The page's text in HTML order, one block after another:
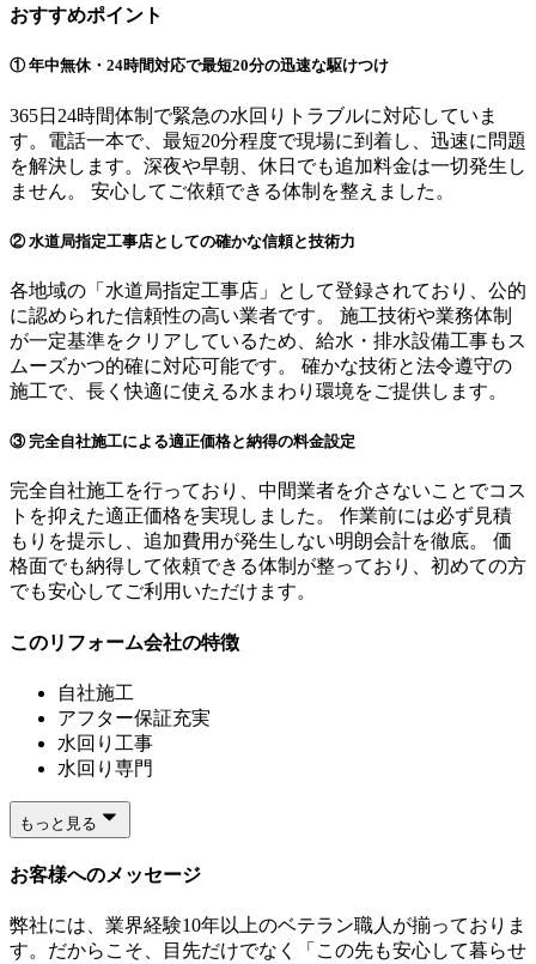
おすすめポイント
① 年中無休・24時間対応で最短20分の迅速な駆けつけ
365日24時間体制で緊急の水回りトラブルに対応していま
す。​ 電話一本で、最短20分程度で現場に到着し、迅速に問題
を解決します。​深夜や早朝、休日でも追加料金は一切発生し
ません。 安心してご依頼できる体制を整えました。
② 水道局指定工事店としての確かな信頼と技術力
各地域の「水道局指定工事店」として登録されており、公的
に認められた信頼性の高い業者です。 施工技術や業務体制
が一定基準をクリアしているため、給水・排水設備工事もス
ムーズかつ的確に対応可能です。 確かな技術と法令遵守の
施工で、長く快適に使える水まわり環境をご提供します。
③ 完全自社施工による適正価格と納得の料金設定
完全自社施工を行っており、中間業者を介さないことでコス
トを抑えた適正価格を実現しました。 作業前には必ず見積
もりを提示し、追加費用が発生しない明朗会計を徹底。 価
格面でも納得して依頼できる体制が整っており、初めての方
でも安心してご利用いただけます。
このリフォーム会社の特徴
自社施工
アフター保証充実
水回り工事
水回り専門
もっと見る
お客様へのメッセージ
弊社には、業界経験10年以上のベテラン職人が揃っておりま
す。だからこそ、目先だけでなく「この先も安心して暮らせ